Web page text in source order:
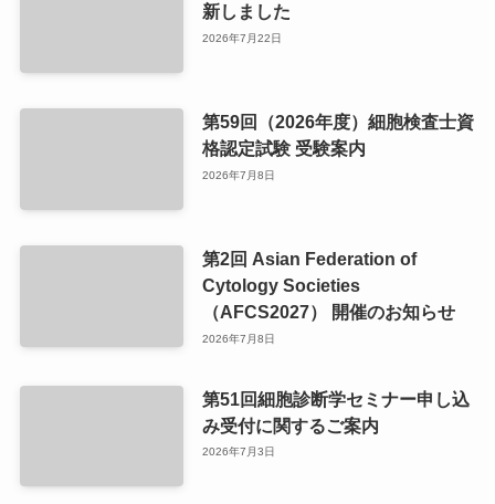
新しました
2026年7月22日
第59回（2026年度）細胞検査士資
格認定試験 受験案内
2026年7月8日
第2回 Asian Federation of
Cytology Societies
（AFCS2027） 開催のお知らせ
2026年7月8日
第51回細胞診断学セミナー申し込
み受付に関するご案内
2026年7月3日